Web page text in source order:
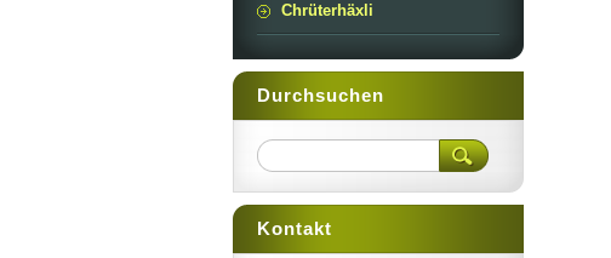
Chrüterhäxli
Durchsuchen
Kontakt